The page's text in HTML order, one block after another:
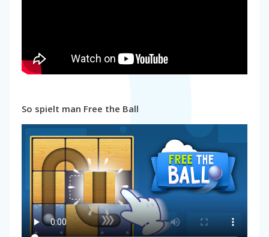
So spielt man Free the Ball